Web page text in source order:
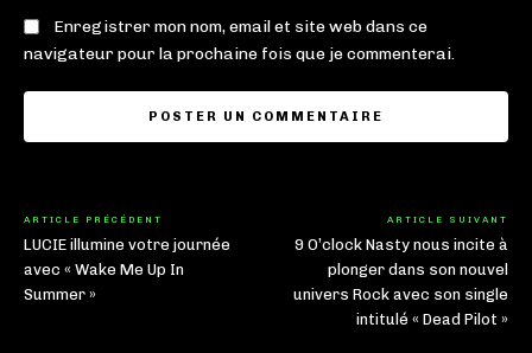
Enregistrer mon nom, email et site web dans ce
navigateur pour la prochaine fois que je commenterai.
ARTICLE PRÉCÉDENT
LUCIE illumine votre journée
avec « Wake Me Up In
Summer »
ARTICLE SUIVANT
9 O’clock Nasty nous incite à
plonger dans son nouvel
univers Rock avec son single
intitulé « Dead Pilot »